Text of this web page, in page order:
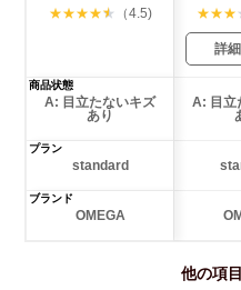
★★★★★ （4.5)
★★★
詳
商品状態
A: 目立たないキズ
あり
A: 目立
プラン
standard
ブランド
OMEGA
他の項